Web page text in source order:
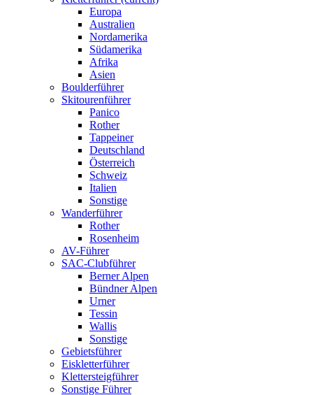
Europa
Australien
Nordamerika
Südamerika
Afrika
Asien
Boulderführer
Skitourenführer
Panico
Rother
Tappeiner
Deutschland
Österreich
Schweiz
Italien
Sonstige
Wanderführer
Rother
Rosenheim
AV-Führer
SAC-Clubführer
Berner Alpen
Bündner Alpen
Urner
Tessin
Wallis
Sonstige
Gebietsführer
Eiskletterführer
Klettersteigführer
Sonstige Führer